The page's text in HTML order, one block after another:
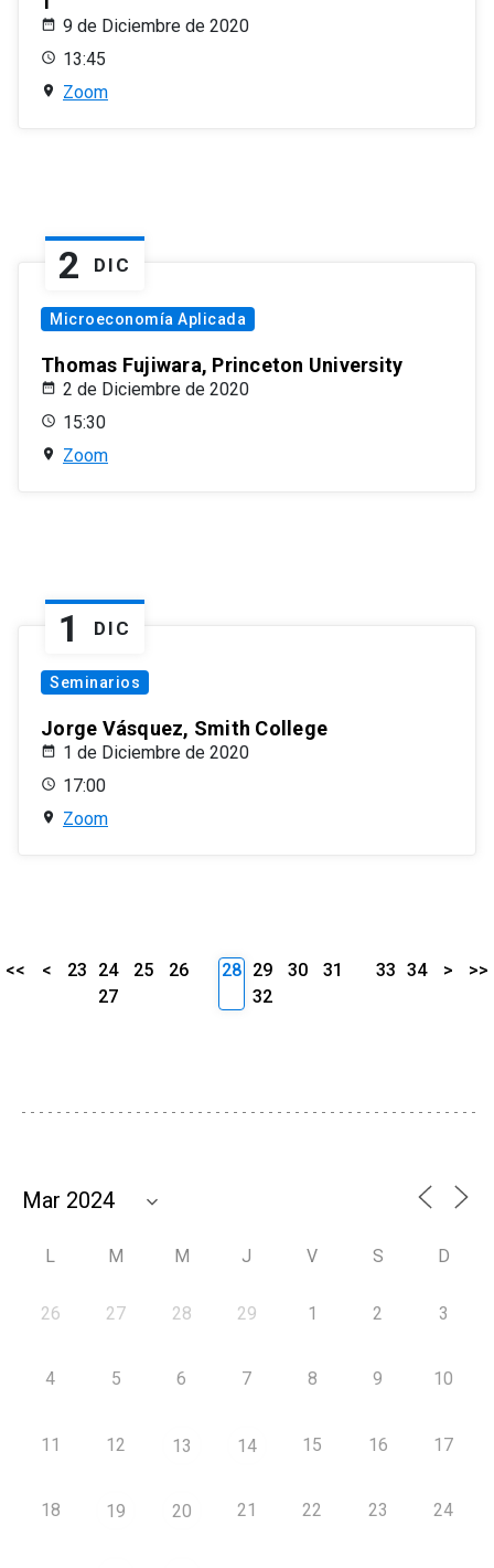
9 de Diciembre de 2020
13:45
Zoom
2 DIC
Microeconomía Aplicada
Thomas Fujiwara, Princeton University
2 de Diciembre de 2020
15:30
Zoom
1 DIC
Seminarios
Jorge Vásquez, Smith College
1 de Diciembre de 2020
17:00
Zoom
<< < 23 24 25
26
27
28 29 30
31
32
33 34 > >>
L M M J V S D
26 27 28 29 1 2 3
4 5 6 7 8 9 10
11 12 13 14 15 16 17
18 19 20 21 22 23 24